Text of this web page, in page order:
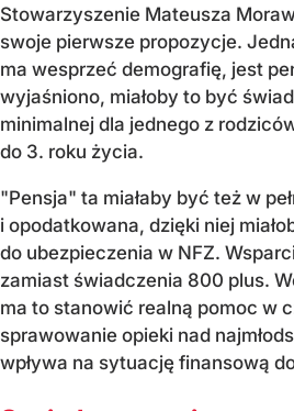
Stowarzyszenie Mateusza
swoje pierwsze propozycje.
ma wesprzeć demografię, jest
wyjaśniono, miałoby to być
minimalnej dla jednego z
do 3. roku życia.
"Pensja" ta miałaby być też w
i opodatkowana, dzięki niej
do ubezpieczenia w NFZ.
zamiast świadczenia 800 plus.
ma to stanowić realną pomoc w
sprawowanie opieki nad
wpływa na sytuację finansową